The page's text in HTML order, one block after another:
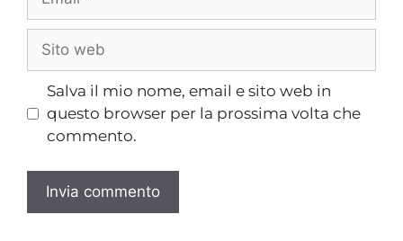
Salva il mio nome, email e sito web in
questo browser per la prossima volta che
commento.